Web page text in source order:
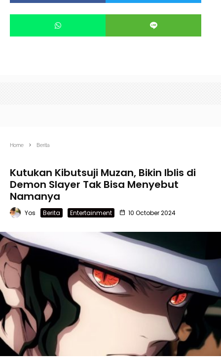
Home Berita
Kutukan Kibutsuji Muzan, Bikin Iblis di
Demon Slayer Tak Bisa Menyebut
Namanya
Yos Berita Entertainment 10 October 2024